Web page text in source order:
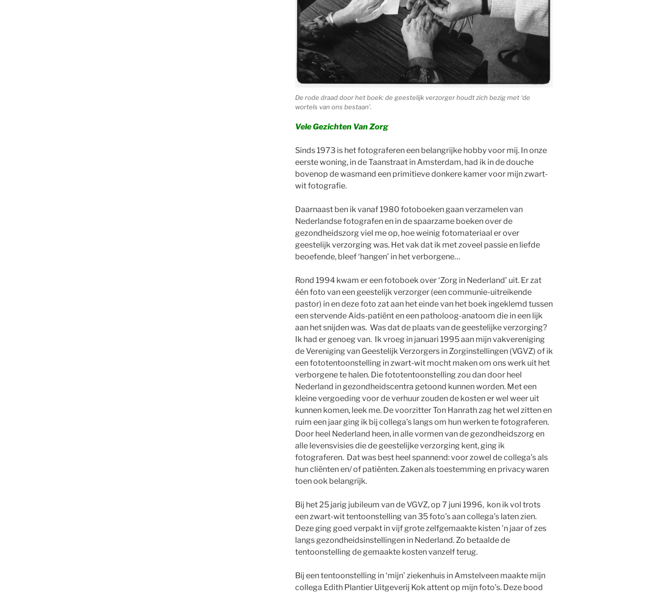
De rode draad door het boek: de geestelijk verzorger houdt zich bezig met ‘de
wortels van ons bestaan’.
Vele Gezichten Van Zorg
Sinds 1973 is het fotograferen een belangrijke hobby voor mij. In onze
eerste woning, in de Taanstraat in Amsterdam, had ik in de douche
bovenop de wasmand een primitieve donkere kamer voor mijn zwart-
wit fotografie.
Daarnaast ben ik vanaf 1980 fotoboeken gaan verzamelen van
Nederlandse fotografen en in de spaarzame boeken over de
gezondheidszorg viel me op, hoe weinig fotomateriaal er over
geestelijk verzorging was. Het vak dat ik met zoveel passie en liefde
beoefende, bleef ‘hangen’ in het verborgene…
Rond 1994 kwam er een fotoboek over ‘Zorg in Nederland’ uit. Er zat
één foto van een geestelijk verzorger (een communie-uitreikende
pastor) in en deze foto zat aan het einde van het boek ingeklemd tussen
een stervende Aids-patiënt en een patholoog-anatoom die in een lijk
aan het snijden was. Was dat de plaats van de geestelijke verzorging?
Ik had er genoeg van. Ik vroeg in januari 1995 aan mijn vakvereniging
de Vereniging van Geestelijk Verzorgers in Zorginstellingen (VGVZ) of ik
een fototentoonstelling in zwart-wit mocht maken om ons werk uit het
verborgene te halen. Die fototentoonstelling zou dan door heel
Nederland in gezondheidscentra getoond kunnen worden. Met een
kleine vergoeding voor de verhuur zouden de kosten er wel weer uit
kunnen komen, leek me. De voorzitter Ton Hanrath zag het wel zitten en
ruim een jaar ging ik bij collega’s langs om hun werken te fotograferen.
Door heel Nederland heen, in alle vormen van de gezondheidszorg en
alle levensvisies die de geestelijke verzorging kent, ging ik
fotograferen. Dat was best heel spannend: voor zowel de collega’s als
hun cliënten en/ of patiënten. Zaken als toestemming en privacy waren
toen ook belangrijk.
Bij het 25 jarig jubileum van de VGVZ, op 7 juni 1996, kon ik vol trots
een zwart-wit tentoonstelling van 35 foto’s aan collega’s laten zien.
Deze ging goed verpakt in vijf grote zelfgemaakte kisten ’n jaar of zes
langs gezondheidsinstellingen in Nederland. Zo betaalde de
tentoonstelling de gemaakte kosten vanzelf terug.
Bij een tentoonstelling in ‘mijn’ ziekenhuis in Amstelveen maakte mijn
collega Edith Plantier Uitgeverij Kok attent op mijn foto’s. Deze bood